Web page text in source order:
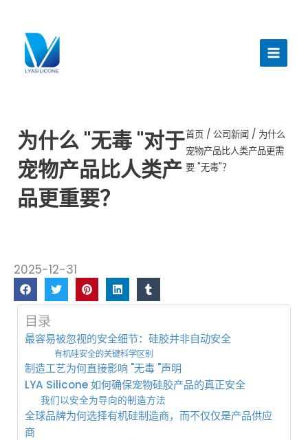
菜
为什么 "无毒 "对于
宠物产品比人类产
品更重要？
首页/ 公司新闻/ 为什么
宠物产品比人类产品更需
要 "无毒"？
2025-12-31
目录
最容易被忽视的安全细节：硅胶并非自动安全
有机硅安全的关键科学区别
制造工艺为何直接影响 "无毒 "声明
LYA Silicone 如何确保宠物硅胶产品的真正安全
我们以安全为导向的制造方法
全球品牌为何选择有机硅制造商，而不仅仅是产品供应
商